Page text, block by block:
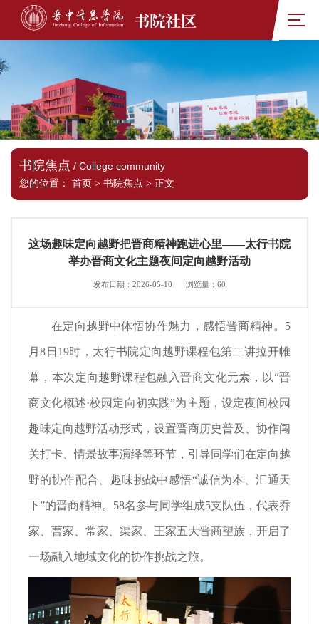
书院社区
书院焦点 / College community
您的位置：
首页 > 书院焦点 > 正文
这场趣味定向越野把晋商精神跑进心里——太行书院
举办晋商文化主题夜间定向越野活动
发布日期：2026-05-10 浏览量： 60
在定向越野中体悟协作魅力，感悟晋商精神。5
月8日19时，太行书院定向越野课程包第二讲拉开帷
幕，本次定向越野课程包融入晋商文化元素，以“晋
商文化概述·校园定向初实践”为主题，设定夜间校园
趣味定向越野活动形式，设置晋商历史普及、协作闯
关打卡、情景故事演绎等环节，引导同学们在定向越
野的协作配合、趣味挑战中感悟“诚信为本、汇通天
下”的晋商精神。58名参与同学组成5支队伍，代表乔
家、曹家、常家、渠家、王家五大晋商望族，开启了
一场融入地域文化的协作挑战之旅。